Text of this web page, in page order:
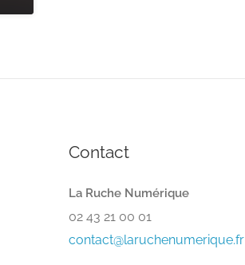
Contact
La Ruche Numérique
02 43 21 00 01
contact@laruchenumerique.fr